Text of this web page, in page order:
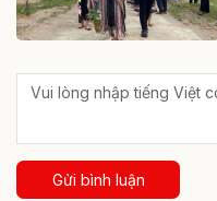
Gửi bình luận